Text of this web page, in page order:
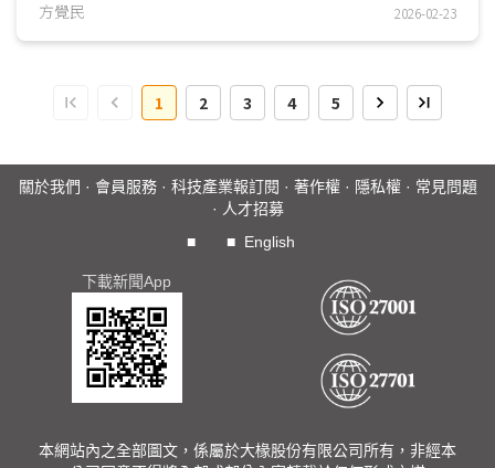
市場注目，然而產業仍面臨隱私、續航、AI準確性三大難解的
如雨後春筍般推出AI穿戴產品，但在普及的道路上，對於公開
場合拍攝侵犯隱私問題、電池續航力瓶頸及AI模型推論、執行
任務的準確度等問題若無法有效解決，即便初期能激起消費者
方覺民 2026-02-23
1 2 3 4 5
關於我們 · 會員服務· 科技產業報訂閱 · 著作權· 隱私權· 常見問題
· 人才招募
■
■ English
下載新聞App
本網站內之全部圖文，係屬於大椽股份有限公司所有，非經本